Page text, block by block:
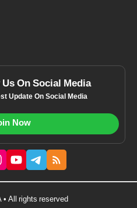
On Social Media
Update On Social Media
Now
All rights reserved